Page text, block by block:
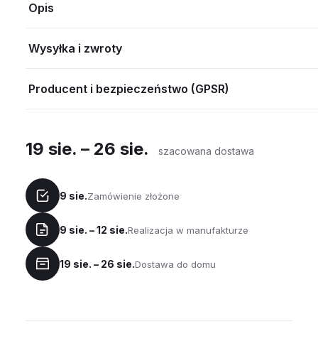
Opis
Wysyłka i zwroty
Producent i bezpieczeństwo (GPSR)
19 sie. – 26 sie. szacowana dostawa
9 sie.Zamówienie złożone
9 sie. – 12 sie.Realizacja w manufakturze
19 sie. – 26 sie.Dostawa do domu